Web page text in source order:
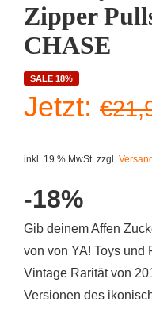
Zipper
CHASE
SALE 18%
Jetzt: €
inkl. 19 % MwSt. zzgl.
-18%
Gib deinem Affen
von von YA! Toys und
Vintage Rarität von
Versionen des